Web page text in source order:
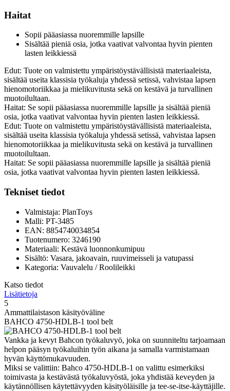
Haitat
Sopii pääasiassa nuoremmille lapsille
Sisältää pieniä osia, jotka vaativat valvontaa hyvin pienten
lasten leikkiessä
Edut: Tuote on valmistettu ympäristöystävällisistä materiaaleista,
sisältää useita klassisia työkaluja yhdessä setissä, vahvistaa lapsen
hienomotoriikkaa ja mielikuvitusta sekä on kestävä ja turvallinen
muotoilultaan.
Haitat: Se sopii pääasiassa nuoremmille lapsille ja sisältää pieniä
osia, jotka vaativat valvontaa hyvin pienten lasten leikkiessä.
Edut: Tuote on valmistettu ympäristöystävällisistä materiaaleista,
sisältää useita klassisia työkaluja yhdessä setissä, vahvistaa lapsen
hienomotoriikkaa ja mielikuvitusta sekä on kestävä ja turvallinen
muotoilultaan.
Haitat: Se sopii pääasiassa nuoremmille lapsille ja sisältää pieniä
osia, jotka vaativat valvontaa hyvin pienten lasten leikkiessä.
Tekniset tiedot
Valmistaja: PlanToys
Malli: PT-3485
EAN: 8854740034854
Tuotenumero: 3246190
Materiaali: Kestävä luonnonkumipuu
Sisältö: Vasara, jakoavain, ruuvimeisseli ja vatupassi
Kategoria: Vauvalelu / Roolileikki
Katso tiedot
Lisätietoja
5
Ammattilaistason käsityöväline
BAHCO 4750-HDLB-1 tool belt
Vankka ja kevyt Bahcon työkaluvyö, joka on suunniteltu tarjoamaan
helpon pääsyn työkaluihin työn aikana ja samalla varmistamaan
hyvän käyttömukavuuden.
Miksi se valittiin: Bahco 4750-HDLB-1 on valittu esimerkiksi
toimivasta ja kestävästä työkaluvyöstä, joka yhdistää keveyden ja
käytännöllisen käytettävyyden käsityöläisille ja tee-se-itse-käyttäjille.